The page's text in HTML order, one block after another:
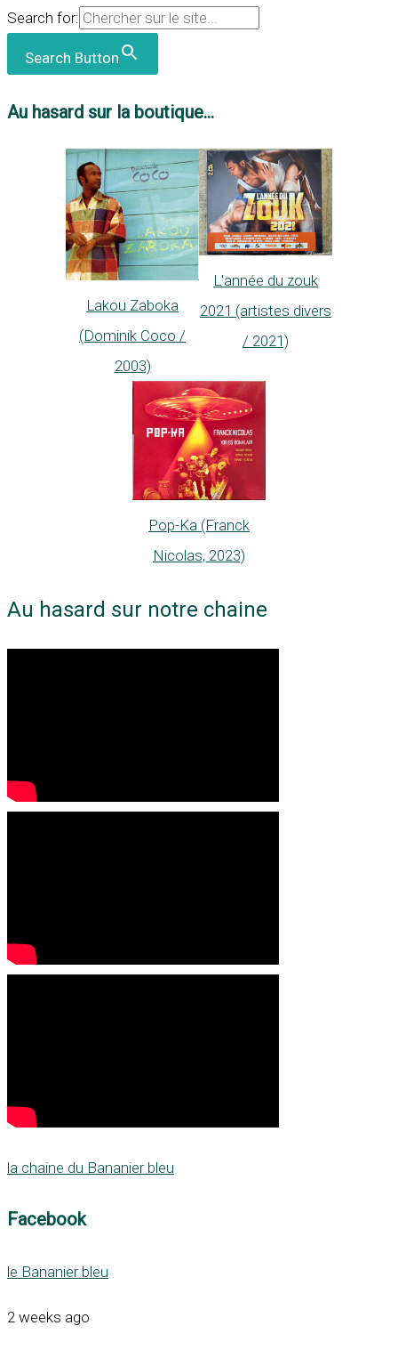
Search for:
Search Button
Au hasard sur la boutique...
Lakou Zaboka
(Dominik Coco /
2003)
L'année du zouk
2021 (artistes divers
/ 2021)
Pop-Ka (Franck
Nicolas, 2023)
Au hasard sur notre chaine
la chaine du Bananier bleu
Facebook
le Bananier bleu
2 weeks ago